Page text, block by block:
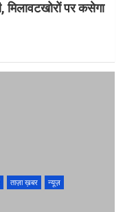
मिलावटखोरों पर कसेगा
ताज़ा ख़बर
न्यूज़